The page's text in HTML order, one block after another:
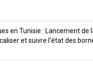
en Tunisie : Lancement de
et suivre l’état des